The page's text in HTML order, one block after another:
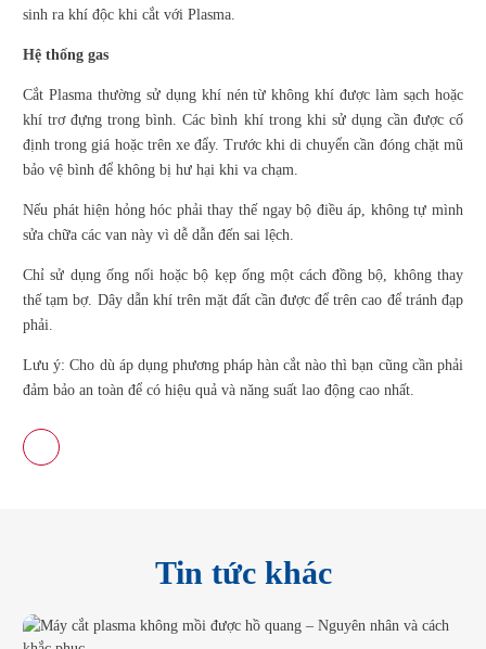
sinh ra khí độc khi cắt với Plasma.
Hệ thống gas
Cắt Plasma thường sử dụng khí nén từ không khí được làm sạch hoặc
khí trơ đựng trong bình. Các bình khí trong khi sử dụng cần được cố
định trong giá hoặc trên xe đẩy. Trước khi di chuyển cần đóng chặt mũ
bảo vệ bình để không bị hư hại khi va chạm.
Nếu phát hiện hỏng hóc phải thay thế ngay bộ điều áp, không tự mình
sửa chữa các van này vì dễ dẫn đến sai lệch.
Chỉ sử dụng ống nối hoặc bộ kẹp ống một cách đồng bộ, không thay
thế tạm bợ. Dây dẫn khí trên mặt đất cần được để trên cao để tránh đạp
phải.
Lưu ý: Cho dù áp dụng phương pháp hàn cắt nào thì bạn cũng cần phải
đảm bảo an toàn để có hiệu quả và năng suất lao động cao nhất.
Tin tức khác